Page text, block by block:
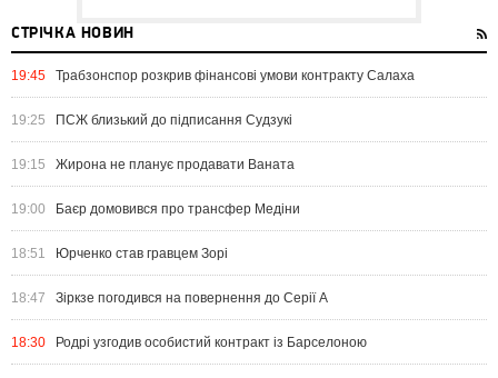
СТРІЧКА НОВИН
19:45 Трабзонспор розкрив фінансові умови контракту Салаха
19:25 ПСЖ близький до підписання Судзукі
19:15 Жирона не планує продавати Ваната
19:00 Баєр домовився про трансфер Медіни
18:51 Юрченко став гравцем Зорі
18:47 Зіркзе погодився на повернення до Серії А
18:30 Родрі узгодив особистий контракт із Барселоною